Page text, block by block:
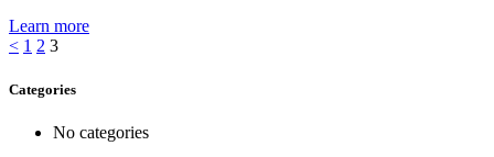
Learn more
Posts
pagination
< Page
1 Page
2 Page
3
Categories
No categories